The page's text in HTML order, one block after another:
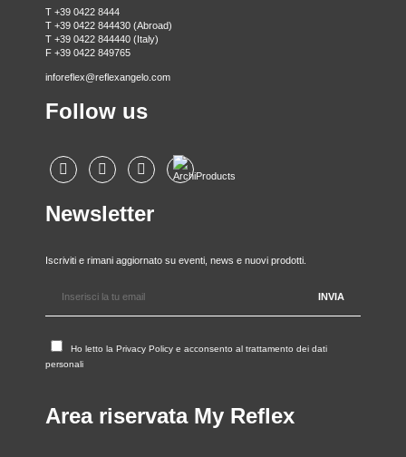
T +39 0422 8444
T +39 0422 844430 (Abroad)
T +39 0422 844440 (Italy)
F +39 0422 849765
inforeflex@reflexangelo.com
Follow us
Newsletter
Iscriviti e rimani aggiornato su eventi, news e nuovi prodotti.
Ho letto la Privacy Policy e acconsento al trattamento dei dati
personali
Area riservata My Reflex